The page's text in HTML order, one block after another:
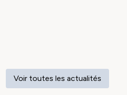
Voir toutes les actualités